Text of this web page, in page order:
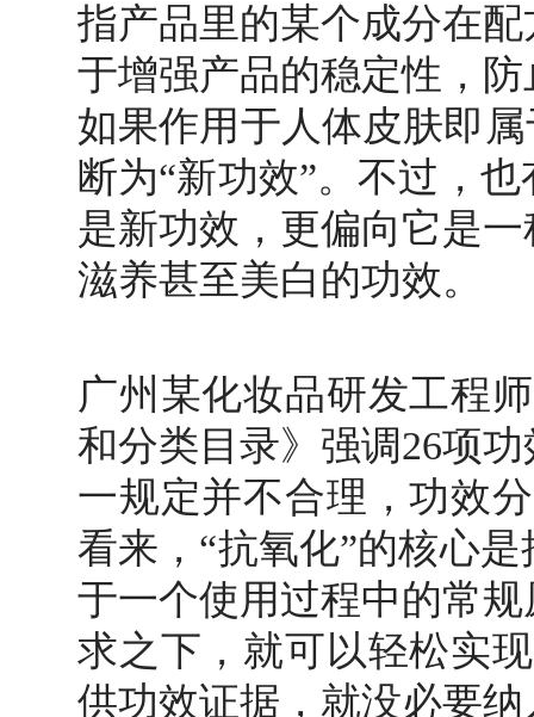
指产品里的某个成分在
于增强产品的稳定性，
如果作用于人体皮肤即
断为“新功效”。不过，也
是新功效，更偏向它是
滋养甚至美白的功效。
广州某化妆品研发工程
和分类目录》强调26项
一规定并不合理，功效
看来， “抗氧化”的核心
于一个使用过程中的常
求之下，就可以轻松实
供功效证据，就没必要